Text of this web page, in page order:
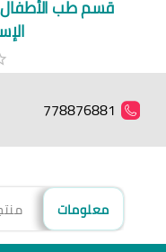
قسم طب
778876881
معلومات